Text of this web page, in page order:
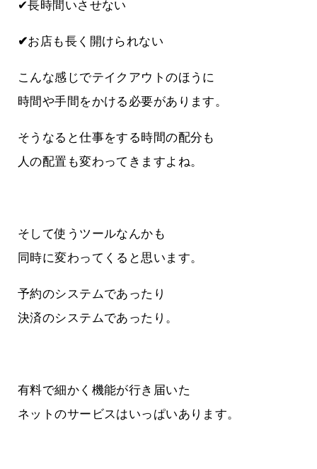
✔長時間いさせない
✔お店も長く開けられない
こんな感じでテイクアウトのほうに
時間や手間をかける必要があります。
そうなると仕事をする時間の配分も
人の配置も変わってきますよね。
そして使うツールなんかも
同時に変わってくると思います。
予約のシステムであったり
決済のシステムであったり。
有料で細かく機能が行き届いた
ネットのサービスはいっぱいあります。